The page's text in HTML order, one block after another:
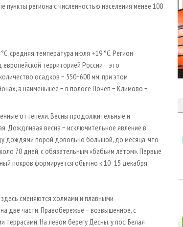
региона с численностью населения менее 100
средняя температура июля +19 °C. Регион
территорией России − это
осадков − 550−600 мм, при этом
а наименьшее − в полосе Почеп − Климово −
оттепели. Весны продолжительные и
Дождливая весна − исключительное явление в
дождями порой довольно большой, до месяца, что
70 дней, с обязательным «бабьим летом». Первые
покров формируется обычно к 10−15 декабря.
сменяются холмами и плавными
две части. Правобережье − возвышенное, с
На левом берегу Десны, у пос. Белая